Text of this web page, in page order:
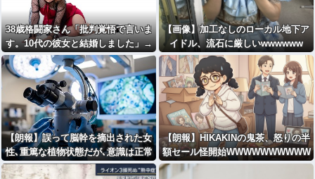
38歳格闘家さん「批判覚悟で言いま
す。10代の彼女と結婚しました」→
オバサン達が発狂して炎上祭り
【画像】加工なしのローカル地下ア
イドル、流石に厳しいwwwwww
【朗報】誤って脳幹を摘出された女
性､重篤な植物状態だが､意識は正常
で何かを思考していると判明
【朗報】HIKAKINの鬼茶、怒りの半
額セール怪開始WWWWWWWWWW
WWWWWWWWWW